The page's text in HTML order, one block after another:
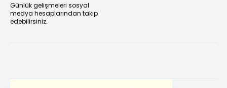
Günlük gelişmeleri sosyal
medya hesaplarından takip
edebilirsiniz.